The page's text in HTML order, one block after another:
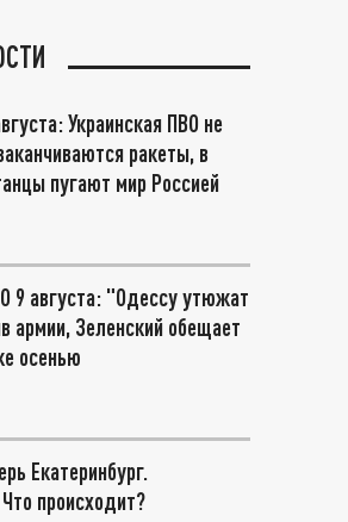
Украинская ПВО не
ракеты, в
пугают мир Россией
9 августа: "Одессу утюжат
армии, Зеленский обещает
осенью
Екатеринбург.
происходит?